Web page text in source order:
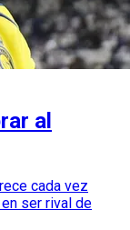
al
cada vez
ser rival de